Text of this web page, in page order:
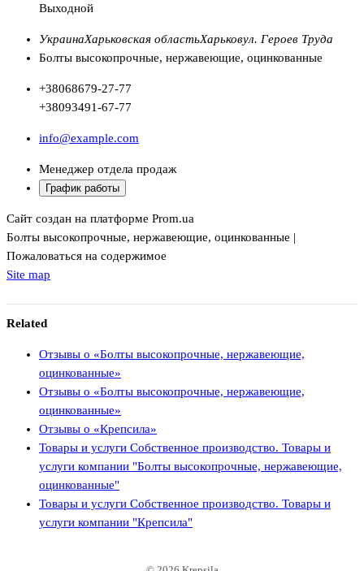
Выходной
УкраинаХарьковская областьХарьковул. Героев Труда
Болты высокопрочные, нержавеющие, оцинкованные
+38068679-27-77
+38093491-67-77
info@example.com
Менеджер отдела продаж
График работы
Сайт создан на платформе Prom.ua
Болты высокопрочные, нержавеющие, оцинкованные |
Пожаловаться на содержимое
Site map
Related
Отзывы о «Болты высокопрочные, нержавеющие,
оцинкованные»
Отзывы о «Болты высокопрочные, нержавеющие,
оцинкованные»
Отзывы о «Крепсила»
Товары и услуги Собственное производство. Товары и
услуги компании "Болты высокопрочные, нержавеющие,
оцинкованные"
Товары и услуги Собственное производство. Товары и
услуги компании "Крепсила"